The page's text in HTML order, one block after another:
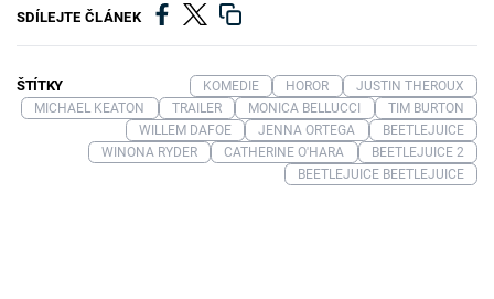
SDÍLEJTE ČLÁNEK
ŠTÍTKY KOMEDIE HOROR
JUSTIN THEROUX
MICHAEL KEATON
TRAILER MONICA BELLUCCI
TIM BURTON
WILLEM DAFOE
JENNA ORTEGA
BEETLEJUICE
WINONA RYDER
CATHERINE O'HARA
BEETLEJUICE 2
BEETLEJUICE BEETLEJUICE